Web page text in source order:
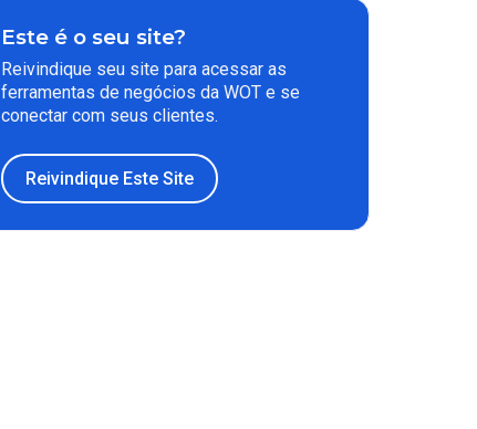
Este é o seu site?
Reivindique seu site para acessar as
ferramentas de negócios da WOT e se
conectar com seus clientes.
Reivindique Este Site